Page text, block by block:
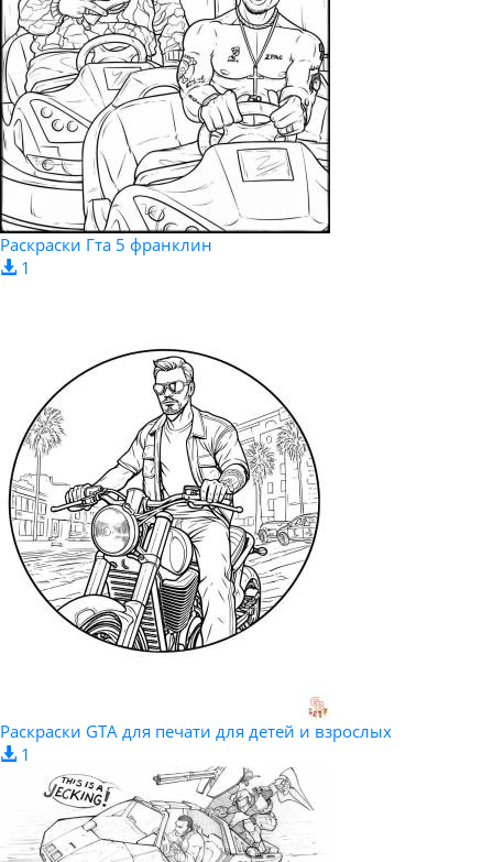
Раскраски Гта 5 франклин
1
Раскраски GTA для печати для детей и взрослых
1